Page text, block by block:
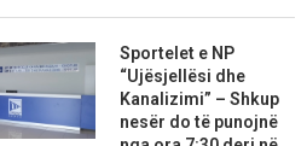
Sportelet e NP
“Ujësjellësi dhe
Kanalizimi” – Shkup
nesër do të punojnë